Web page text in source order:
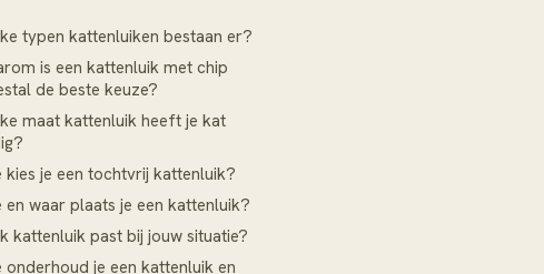
typen kattenluiken bestaan er?
is een kattenluik met chip
de beste keuze?
maat kattenluik heeft je kat
kies je een tochtvrij kattenluik?
en waar plaats je een kattenluik?
kattenluik past bij jouw situatie?
onderhoud je een kattenluik en